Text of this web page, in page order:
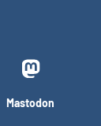
Mastodon